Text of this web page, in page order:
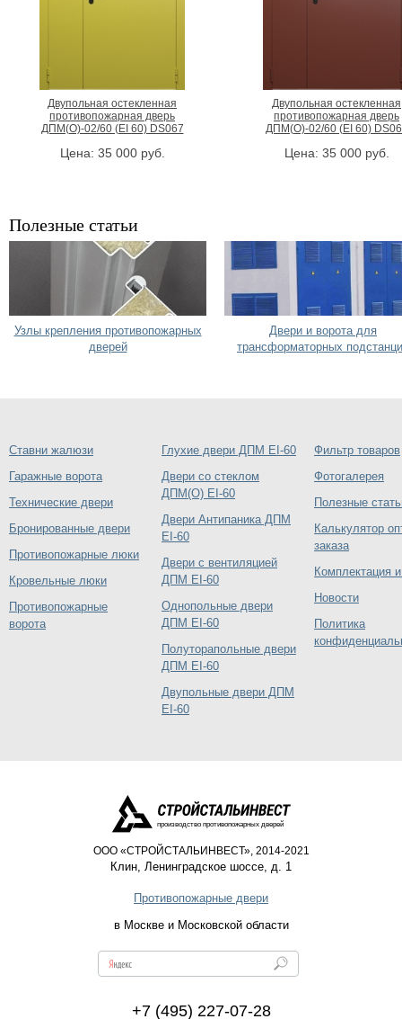
Двупольная остекленная
противопожарная дверь
ДПМ(О)-02/60 (EI 60) DS067
Цена: 35 000руб.
Двупольная остекленная
противопожарная дверь
ДПМ(О)-02/60 (EI 60)
Цена: 35 000руб.
Полезные статьи
Узлы крепления противопожарных
дверей
Двери и ворота для
трансформаторных
Ставни жалюзи
Гаражные ворота
Технические двери
Бронированные двери
Противопожарные люки
Кровельные люки
Противопожарные
ворота
Глухие двери ДПМ EI-60
Двери со стеклом
ДПМ(О) EI-60
Двери Антипаника ДПМ
EI-60
Двери с вентиляцией
ДПМ EI-60
Однопольные двери
ДПМ EI-60
Полуторапольные двери
ДПМ EI-60
Двупольные двери ДПМ
EI-60
Фильтр товаров
Фотогалерея
Полезные
Калькулятор
заказа
Комплектация
Новости
Политика
производство противопожарных дверей
ООО «СТРОЙСТАЛЬИНВЕСТ», 2014-2021
Клин, Ленинградское шоссе, д. 1
Противопожарные двери
в Москве и Московской области
+7 (495) 227-07-28